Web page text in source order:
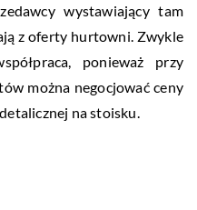
wystawiający tam
z oferty hurtowni. Zwykle
ponieważ przy
można negocjować ceny
na stoisku.